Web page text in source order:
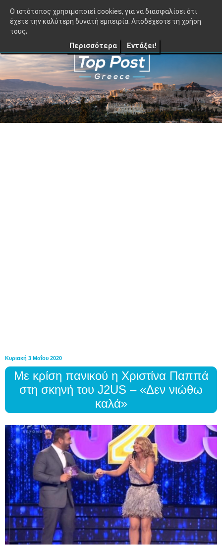
≡ TopPost.gr |
Κυριακή 3 Μαΐου 2020
Με κρίση πανικού η Χριστίνα Παππά
στη σκηνή του J2US – «Δεν νιώθω
καλά»
O ιστότοπος χρησιμοποιεί cookies, για να διασφαλίσει ότι
έχετε την καλύτερη δυνατή εμπειρία. Αποδέχεστε τη χρήση
τους;
Περισσότερα Εντάξει!